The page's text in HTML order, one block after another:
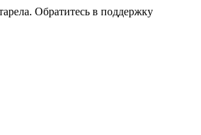
Обратитесь в поддержку